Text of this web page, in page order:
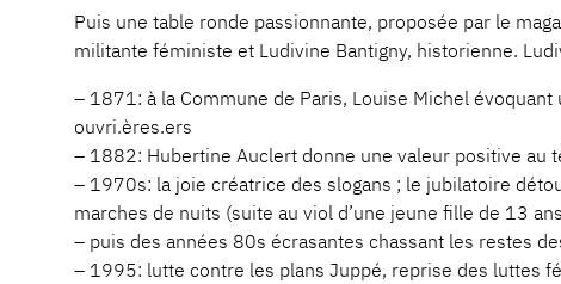
Puis une table ronde passionnante, proposée par le
militante féministe et Ludivine Bantigny, historienne.
– 1871: à la Commune de Paris, Louise Michel évoquant
ouvri.ères.ers
– 1882: Hubertine Auclert donne une valeur positive au
– 1970s: la joie créatrice des slogans ; le jubilatoire
marches de nuits (suite au viol d’une jeune fille de 13
– puis des années 80s écrasantes chassant les restes
– 1995: lutte contre les plans Juppé, reprise des luttes